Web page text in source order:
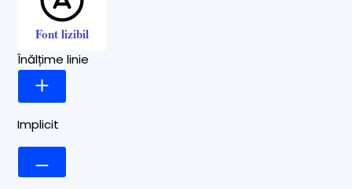
Font lizibil
Înălțime linie
Implicit